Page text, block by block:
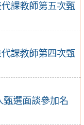
課教師第五次甄
課教師第四次甄
甄選面談參加名